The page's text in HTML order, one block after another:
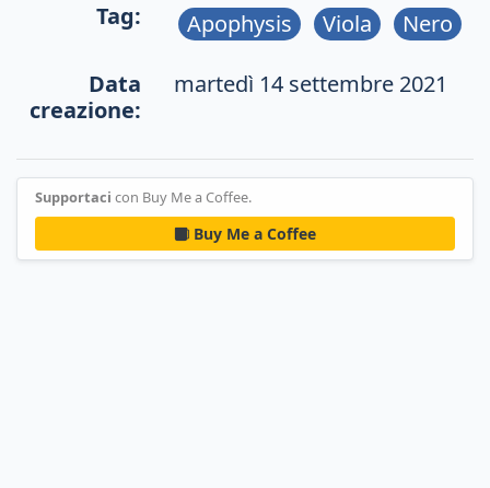
Tag:
Apophysis Viola Nero
Data
creazione:
martedì 14 settembre 2021
Supportaci con Buy Me a Coffee.
Buy Me a Coffee